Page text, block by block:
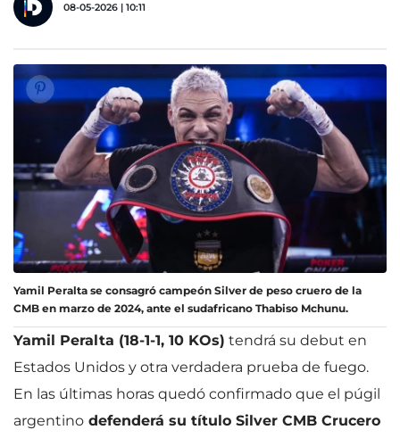
08-05-2026 | 10:11
Yamil Peralta se consagró campeón Silver de peso cruero de la
CMB en marzo de 2024, ante el sudafricano Thabiso Mchunu.
Yamil Peralta (18-1-1, 10 KOs) tendrá su debut en
Estados Unidos y otra verdadera prueba de fuego.
En las últimas horas quedó confirmado que el púgil
argentino defenderá su título Silver CMB Crucero